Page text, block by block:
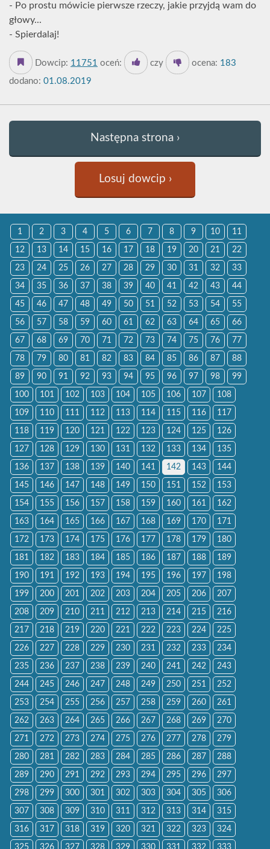
- Po prostu mówicie pierwsze rzeczy, jakie przyjdą wam do
głowy...
- Spierdalaj!
Dowcip: 11751 oceń: czy ocena: 183
dodano: 01.08.2019
Następna strona ›
Losuj dowcip ›
1 2 3 4 5 6 7 8 9 10 11
12 13 14 15 16 17 18 19 20 21 22
23 24 25 26 27 28 29 30 31 32 33
34 35 36 37 38 39 40 41 42 43 44
45 46 47 48 49 50 51 52 53 54 55
56 57 58 59 60 61 62 63 64 65 66
67 68 69 70 71 72 73 74 75 76 77
78 79 80 81 82 83 84 85 86 87 88
89 90 91 92 93 94 95 96 97 98 99
100 101 102 103 104 105 106 107 108
109 110 111 112 113 114 115 116 117
118 119 120 121 122 123 124 125 126
127 128 129 130 131 132 133 134 135
136 137 138 139 140 141 142 143 144
145 146 147 148 149 150 151 152 153
154 155 156 157 158 159 160 161 162
163 164 165 166 167 168 169 170 171
172 173 174 175 176 177 178 179 180
181 182 183 184 185 186 187 188 189
190 191 192 193 194 195 196 197 198
199 200 201 202 203 204 205 206 207
208 209 210 211 212 213 214 215 216
217 218 219 220 221 222 223 224 225
226 227 228 229 230 231 232 233 234
235 236 237 238 239 240 241 242 243
244 245 246 247 248 249 250 251 252
253 254 255 256 257 258 259 260 261
262 263 264 265 266 267 268 269 270
271 272 273 274 275 276 277 278 279
280 281 282 283 284 285 286 287 288
289 290 291 292 293 294 295 296 297
298 299 300 301 302 303 304 305 306
307 308 309 310 311 312 313 314 315
316 317 318 319 320 321 322 323 324
325 326 327 328 329 330 331 332 333